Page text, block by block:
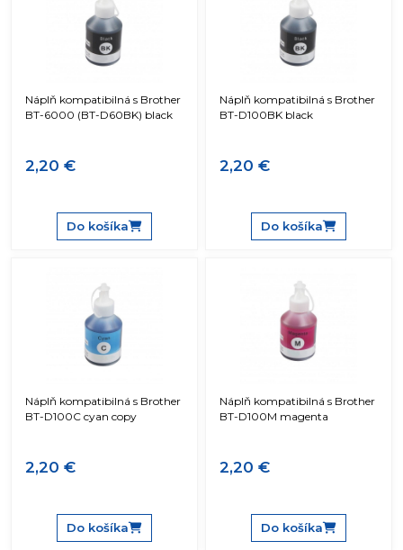
Náplň kompatibilná s Brother
BT-6000 (BT-D60BK) black
2,20 €
Do košíka
Náplň kompatibilná s Brother
BT-D100BK black
2,20 €
Do košíka
Náplň kompatibilná s Brother
BT-D100C cyan copy
2,20 €
Do košíka
Náplň kompatibilná s Brother
BT-D100M magenta
2,20 €
Do košíka